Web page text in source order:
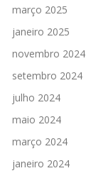
março 2025
janeiro 2025
novembro 2024
setembro 2024
julho 2024
maio 2024
março 2024
janeiro 2024